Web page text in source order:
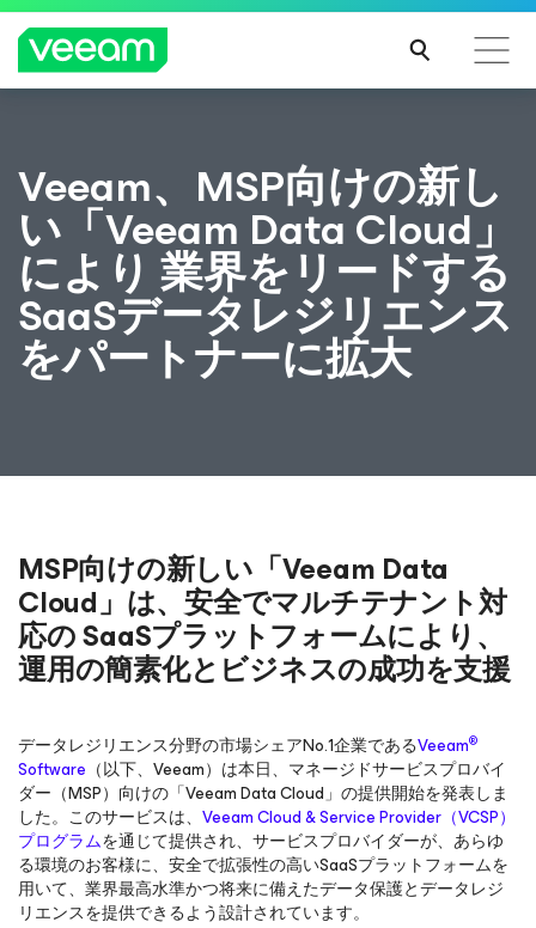
るお客様向けのVeeamのガイダンス
続き
を読
む
Veeam、MSP向けの新し
い「Veeam Data Cloud」
により 業界をリードする
SaaSデータレジリエンス
をパートナーに拡大
MSP向けの新しい「Veeam Data
Cloud」は、安全でマルチテナント対
応の SaaSプラットフォームにより、
運用の簡素化とビジネスの成功を支援
データレジリエンス分野の市場シェアNo.1企業であるVeeam®
Software （以下、Veeam）は本日、マネージドサービスプロバイ
ダー（MSP）向けの「Veeam Data Cloud」の提供開始を発表しま
した。このサービスは、 Veeam Cloud & Service Provider（VCSP）
プログラムを通じて提供され、サービスプロバイダーが、あらゆ
る環境のお客様に、安全で拡張性の高いSaaSプラットフォームを
用いて、業界最高水準かつ将来に備えたデータ保護とデータレジ
リエンスを提供できるよう設計されています。